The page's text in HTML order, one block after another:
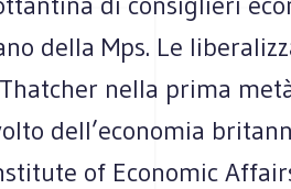
della Mps. Le
nella prima
dell’economia
of Economic